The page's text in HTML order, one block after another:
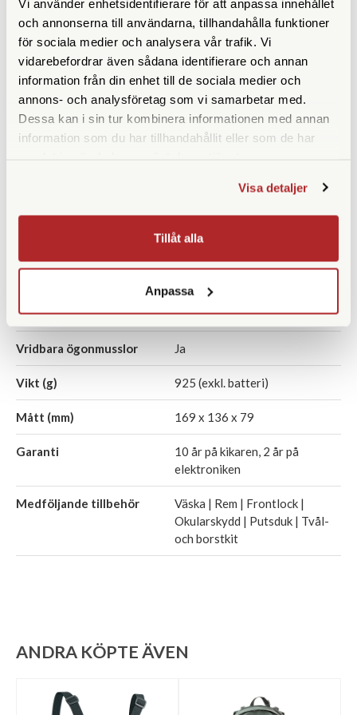
Vi använder enhetsidentifierare för att anpassa innehållet
och annonserna till användarna, tillhandahålla funktioner
för sociala medier och analysera vår trafik. Vi
vidarebefordrar även sådana identifierare och annan
information från din enhet till de sociala medier och
annons- och analysföretag som vi samarbetar med.
Dessa kan i sin tur kombinera informationen med annan
information som du har tillhandahållit eller som de har
Visa detaljer
Tillåt alla
Anpassa
Synfält (º) 6,8
Synfält på 1000 m 120
Närgräns (m) 5
Batteritid ca 2000 mätningar
Ögonavstånd/Eye relief
(mm)
19
Vridbara ögonmusslor Ja
Vikt (g) 925 (exkl. batteri)
Mått (mm) 169 x 136 x 79
Garanti
10 år på kikaren, 2 år på
elektroniken
Medföljande tillbehör
Väska | Rem | Frontlock |
Okularskydd | Putsduk | Tvål-
och borstkit
ANDRA KÖPTE ÄVEN